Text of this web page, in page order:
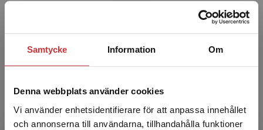
Samtycke Information Om
Denna webbplats använder cookies
Vi använder enhetsidentifierare för att anpassa innehållet
och annonserna till användarna, tillhandahålla funktioner
Lennart Andreasson har varit
universitetsadjunkt inom förskollärarutbildning
Högskolan i Halmstad. Han h...